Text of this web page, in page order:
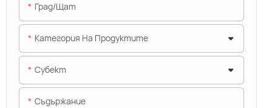
Град/щат
Категория На Продуктите
Субект
Съдържание